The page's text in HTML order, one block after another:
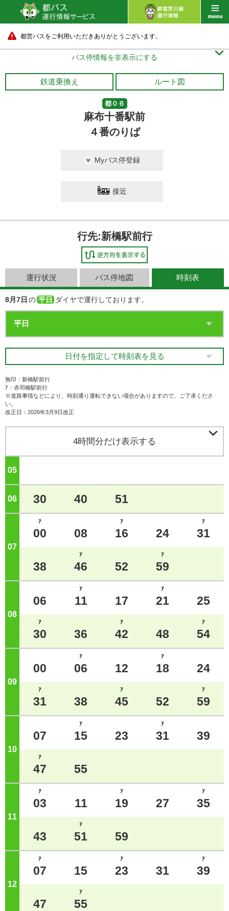
都営バスをご利用いただきありがとうございます。
バス停情報を非表示にする 
鉄道乗換え ルート図
都０６
麻布十番駅前
４番のりば
Myバス停登録
接近
行先:新橋駅前行
運行状況 バス停地図 時刻表
8月7日 の 平日 ダイヤで運行しております。
日付を指定して時刻表を見る
無印：新橋駅前行
ｱ：赤羽橋駅前行
※道路事情などにより、時刻通り運転できない場合がありますので、ご了承くださ
い。
改正日：2026年3月9日改正
4時間分だけ表示する 
05
06 30 40 51
07 ジ
ｱ
00 08
ｱ
16 24
ｱ
31
38
ｱ
46 52
ｱ
59
08 ジ
06
ｱ
11 17
ｱ
21 25
ｱ
30 36
ｱ
42 48
ｱ
54
09 ジ
00
ｱ
06 12
ｱ
18 24
ｱ
31 38
ｱ
45 52
ｱ
59
10 ジ
07
ｱ
15 23
ｱ
31 39
ｱ
47 55
11 ジ
ｱ
03 11
ｱ
19 27
ｱ
35
43
ｱ
51 59
12 ジ
ｱ
07 15
ｱ
23 31
ｱ
39
47
ｱ
55